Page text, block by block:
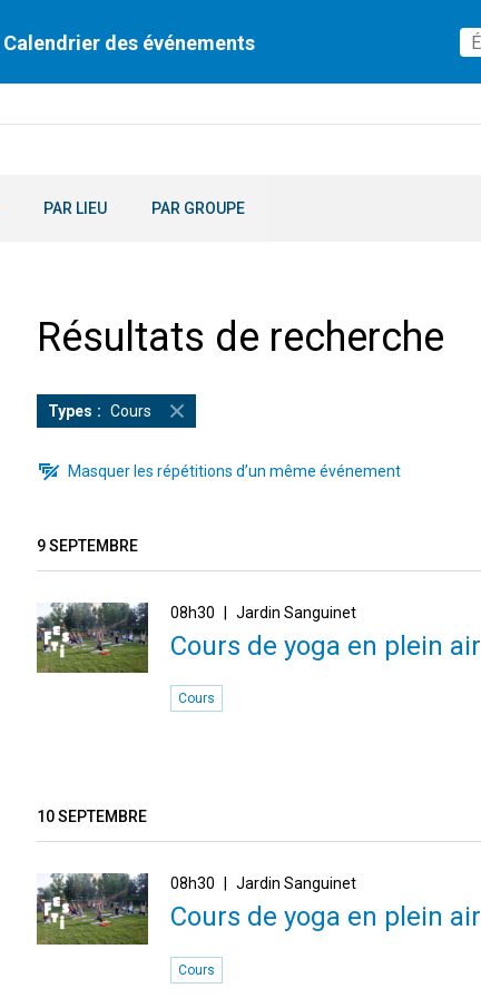
Calendrier des événements
PAR LIEU PAR GROUPE
Résultats de recherche
Types Cours
Masquer les répétitions d’un même événement
9 SEPTEMBRE
08h30 Jardin Sanguinet
Cours de yoga en plein air
Cours
10 SEPTEMBRE
08h30 Jardin Sanguinet
Cours de yoga en plein air
Cours